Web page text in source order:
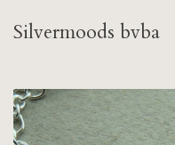
Silvermoods bvba